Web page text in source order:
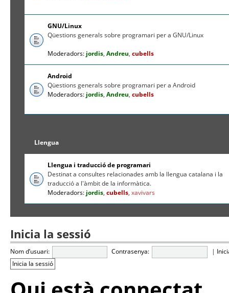
GNU/Linux
Qüestions generals sobre programari per a GNU/Linux
Moderadors: jordis,Andreu,cubells
Android
Qüestions generals sobre programari per a Android
Moderadors: jordis,Andreu,cubells
Llengua
Llengua i traducció de programari
Destinat a consultes relacionades amb la llengua catalana i la
traducció a l'àmbit de la informàtica.
Moderadors: jordis,cubells,xavivars
Inicia la sessió
Nom d’usuari: Contrasenya: |